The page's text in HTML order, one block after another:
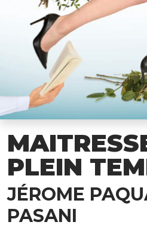
PLEIN
JÉROME
PASANI